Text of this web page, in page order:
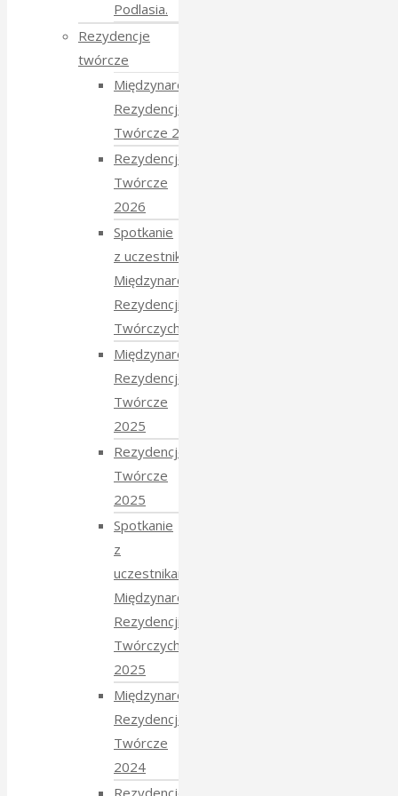
Podlasia.
Rezydencje
twórcze
Międzynarodowe
Rezydencje
Twórcze 2026
Rezydencje
Twórcze
2026
Spotkanie
z uczestnikami
Międzynarodowych
Rezydencji
Twórczych 2026
Międzynarodowe
Rezydencje
Twórcze
2025
Rezydencje
Twórcze
2025
Spotkanie
z
uczestnikami
Międzynarodowych
Rezydencji
Twórczych
2025
Międzynarodowe
Rezydencje
Twórcze
2024
Rezydencje